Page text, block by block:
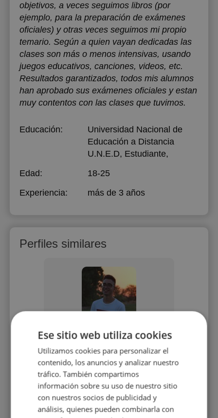
objetivos, a veces seguimos libros (por
ejemplo, para la preparación de exámenes
oficiales) y otras veces seguimos mi propio
temario. Según a quien vayan dedicadas las
clases son más o menos intensivas, usando
juegos educativos, canciones, videos, etc.
Resultados garantizados, todos mis alumnos
han aprobado sus exámenes oficiales y estan
muy contentos con las clases que tuvimos.
Educación:
Universidad Nacional de
Educación a Distancia
U.N.E.D, Estudiante,
Edad:
18-25
Experiencia:
más de 3 años
Perfiles similares
Genís Alías
Soy un chico muy organizado que le
encanta enseñar a los demás y
poder ayudarlos a mejorar en todo lo
posible.
Ese sitio web utiliza cookies
Utilizamos cookies para personalizar el
contenido, los anuncios y analizar nuestro
tráfico. También compartimos
información sobre su uso de nuestro sitio
con nuestros socios de publicidad y
análisis, quienes pueden combinarla con